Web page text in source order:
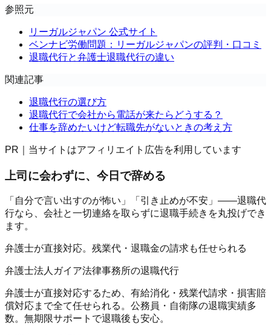
参照元
リーガルジャパン 公式サイト
ベンナビ労働問題：リーガルジャパンの評判・口コミ
退職代行と弁護士退職代行の違い
関連記事
退職代行の選び方
退職代行で会社から電話が来たらどうする？
仕事を辞めたいけど転職先がないときの考え方
PR｜当サイトはアフィリエイト広告を利用しています
上司に会わずに、今日で辞める
「自分で言い出すのが怖い」「引き止めが不安」——退職代
行なら、会社と一切連絡を取らずに退職手続きを丸投げでき
ます。
弁護士が直接対応。残業代・退職金の請求も任せられる
弁護士法人ガイア法律事務所の退職代行
弁護士が直接対応するため、有給消化・残業代請求・損害賠
償対応まで全て任せられる。公務員・自衛隊の退職実績多
数。無期限サポートで退職後も安心。